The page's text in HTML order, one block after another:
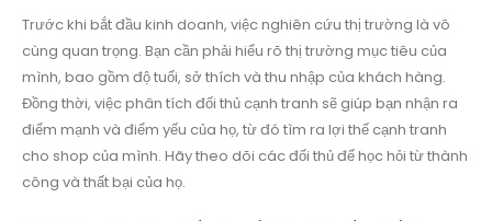
Trước khi bắt đầu kinh doanh, việc nghiên cứu thị trường là vô
cùng quan trọng. Bạn cần phải hiểu rõ thị trường mục tiêu của
mình, bao gồm độ tuổi, sở thích và thu nhập của khách hàng.
Đồng thời, việc phân tích đối thủ cạnh tranh sẽ giúp bạn nhận ra
điểm mạnh và điểm yếu của họ, từ đó tìm ra lợi thế cạnh tranh
cho shop của mình. Hãy theo dõi các đối thủ để học hỏi từ thành
công và thất bại của họ.